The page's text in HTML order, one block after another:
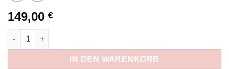
149,00 €
Anagram Schwarz/Grau Menge
IN DEN WARENKORB